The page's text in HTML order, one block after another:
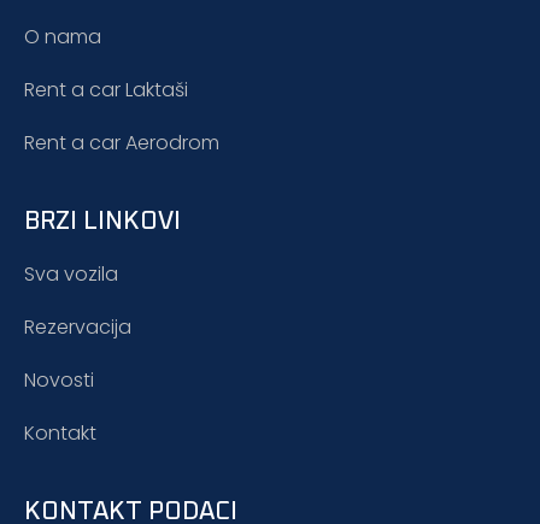
O nama
Rent a car Laktaši
Rent a car Aerodrom
BRZI LINKOVI
Sva vozila
Rezervacija
Novosti
Kontakt
KONTAKT PODACI